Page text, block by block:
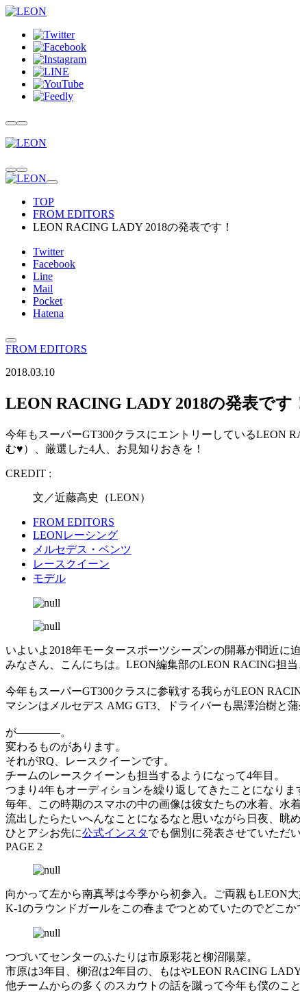
TOP
FROM EDITORS
LEON RACING LADY 2018の発表です！
Twitter
Facebook
Line
Mail
Pocket
Hatena
FROM EDITORS
2018.03.10
LEON RACING LADY 2018の発表です
今年もスーパーGT300クラスにエントリーしているLEON
む♥）、厳選した4人、お見知りおきを！
CREDIT :
文／近藤高史（LEON）
FROM EDITORS
LEONレーシング
メルセデス・ベンツ
レースクイーン
モデル
いよいよ2018年モータースポーツシーズンの開幕が間近に
みなさん、こんにちは。LEON編集部のLEON RACING担当
今年もスーパーGT300クラスに参戦する我らがLEON
マシンはメルセデス AMG GT3、ドライバーも黒澤治樹と
が――――。
変わるものがあります。
それがRQ、レースクイーンです。
チームのレースクイーンも担当するようになって4年目。
つまり4年もオーディションを繰り返してきたことになりま
毎年、この時期のスマホの中の画像は彼女たちの水着、
流出したらたいへんなことになるなと思いながら日夜、眺
ひとアシお先に公式インスタでも個別に発表させていただ
PAGE 2
向かって左から南真琴は今季から初参入。ご両親もLEON
K-1のラウンドガールをこの春までつとめていたのでどこ
つづいてセンターのふたりは市原彩花と柳沼陽菜。
市原は3年目、柳沼は2年目の、もはやLEON RACING LADY
他チームからの多くのスカウトの話を蹴って今年も僕のこ